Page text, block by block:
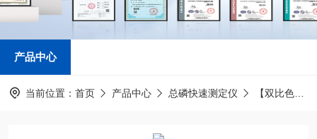
产品中心
当前位置： 首页 产品中心 总磷快速测定仪 【双比色】总磷快速检测仪